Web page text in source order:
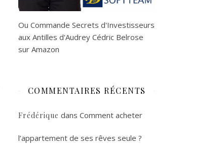
Ou Commande Secrets d'Investisseurs
aux Antilles d'Audrey Cédric Belrose
sur Amazon
COMMENTAIRES RÉCENTS
Frédérique dans Comment acheter
l’appartement de ses rêves seule ?